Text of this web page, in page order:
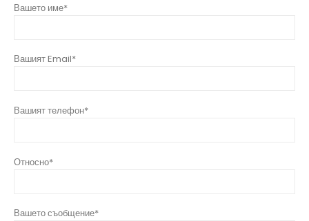
Вашето име*
Вашият Email*
Вашият телефон*
Относно*
Вашето съобщение*